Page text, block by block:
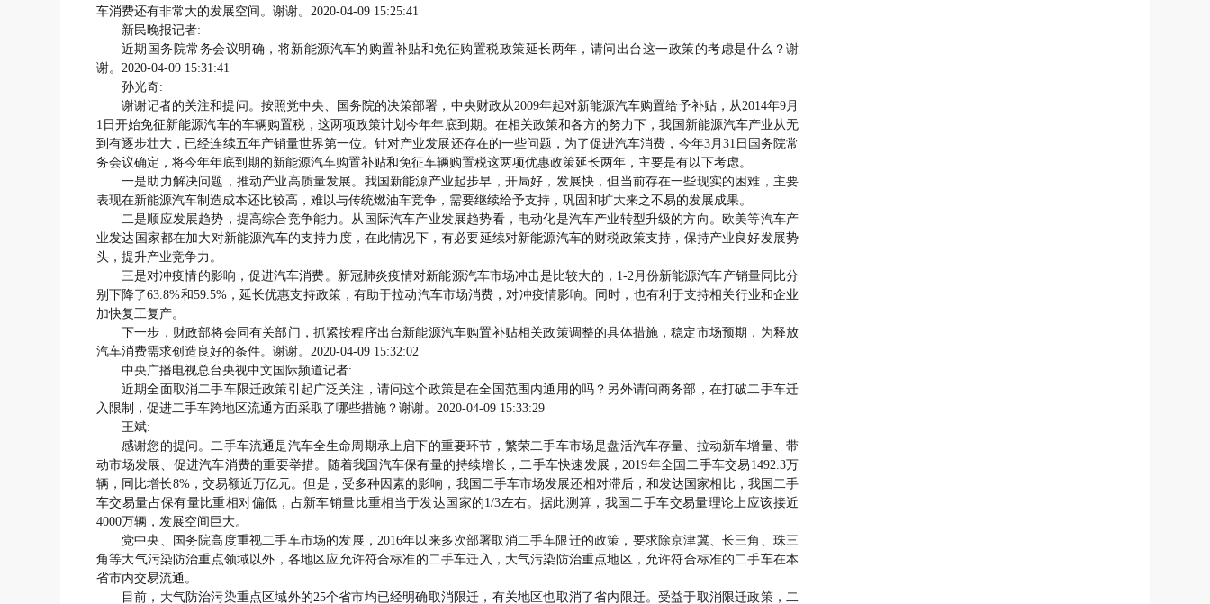
车消费还有非常大的发展空间。谢谢。2020-04-09 15:25:41
新民晚报记者:
近期国务院常务会议明确，将新能源汽车的购置补贴和免征购置税政策延长两年，请问出台这一政策的考虑是什么？谢
谢。2020-04-09 15:31:41
孙光奇:
谢谢记者的关注和提问。按照党中央、国务院的决策部署，中央财政从2009年起对新能源汽车购置给予补贴，从2014年9月
1日开始免征新能源汽车的车辆购置税，这两项政策计划今年年底到期。在相关政策和各方的努力下，我国新能源汽车产业从无
到有逐步壮大，已经连续五年产销量世界第一位。针对产业发展还存在的一些问题，为了促进汽车消费，今年3月31日国务院常
务会议确定，将今年年底到期的新能源汽车购置补贴和免征车辆购置税这两项优惠政策延长两年，主要是有以下考虑。
一是助力解决问题，推动产业高质量发展。我国新能源产业起步早，开局好，发展快，但当前存在一些现实的困难，主要
表现在新能源汽车制造成本还比较高，难以与传统燃油车竞争，需要继续给予支持，巩固和扩大来之不易的发展成果。
二是顺应发展趋势，提高综合竞争能力。从国际汽车产业发展趋势看，电动化是汽车产业转型升级的方向。欧美等汽车产
业发达国家都在加大对新能源汽车的支持力度，在此情况下，有必要延续对新能源汽车的财税政策支持，保持产业良好发展势
头，提升产业竞争力。
三是对冲疫情的影响，促进汽车消费。新冠肺炎疫情对新能源汽车市场冲击是比较大的，1-2月份新能源汽车产销量同比分
别下降了63.8%和59.5%，延长优惠支持政策，有助于拉动汽车市场消费，对冲疫情影响。同时，也有利于支持相关行业和企业
加快复工复产。
下一步，财政部将会同有关部门，抓紧按程序出台新能源汽车购置补贴相关政策调整的具体措施，稳定市场预期，为释放
汽车消费需求创造良好的条件。谢谢。2020-04-09 15:32:02
中央广播电视总台央视中文国际频道记者:
近期全面取消二手车限迁政策引起广泛关注，请问这个政策是在全国范围内通用的吗？另外请问商务部，在打破二手车迁
入限制，促进二手车跨地区流通方面采取了哪些措施？谢谢。2020-04-09 15:33:29
王斌:
感谢您的提问。二手车流通是汽车全生命周期承上启下的重要环节，繁荣二手车市场是盘活汽车存量、拉动新车增量、带
动市场发展、促进汽车消费的重要举措。随着我国汽车保有量的持续增长，二手车快速发展，2019年全国二手车交易1492.3万
辆，同比增长8%，交易额近万亿元。但是，受多种因素的影响，我国二手车市场发展还相对滞后，和发达国家相比，我国二手
车交易量占保有量比重相对偏低，占新车销量比重相当于发达国家的1/3左右。据此测算，我国二手车交易量理论上应该接近
4000万辆，发展空间巨大。
党中央、国务院高度重视二手车市场的发展，2016年以来多次部署取消二手车限迁的政策，要求除京津冀、长三角、珠三
角等大气污染防治重点领域以外，各地区应允许符合标准的二手车迁入，大气污染防治重点地区，允许符合标准的二手车在本
省市内交易流通。
目前，大气防治污染重点区域外的25个省市均已经明确取消限迁，有关地区也取消了省内限迁。受益于取消限迁政策，二